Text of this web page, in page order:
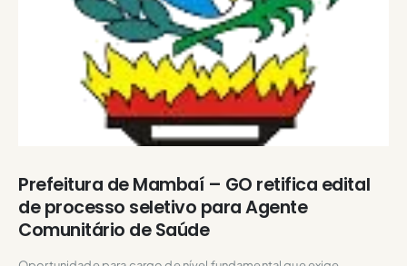
Prefeitura de Mambaí – GO retifica edital
de processo seletivo para Agente
Comunitário de Saúde